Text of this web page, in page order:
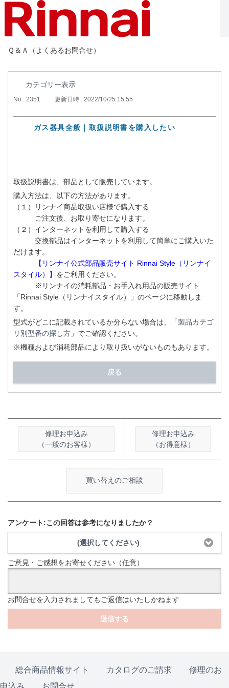
Ｑ＆Ａ（よくあるお問合せ）
カテゴリー表示
No : 2351 更新日時 : 2022/10/25 15:55
ガス器具全般｜取扱説明書を購入したい
取扱説明書は、部品として販売しています。
購入方法は、以下の方法があります。
（１）リンナイ商品取扱い店様で購入する
ご注文後、お取り寄せになります。
（２）インターネットを利用して購入する
交換部品はインターネットを利用して簡単にご購入いた
だけます。
【リンナイ公式部品販売サイト Rinnai Style（リンナイ
スタイル）】 をご利用ください。
※リンナイの消耗部品・お手入れ用品の販売サイト
「Rinnai Style（リンナイスタイル）」のページに移動しま
す。
型式がどこに記載されているか分らない場合は、「製品カテゴ
リ別型番の探し方 」でご確認ください。
※機種および消耗部品により取り扱いがないものもあります。
戻る
修理お申込み
（一般のお客様）
修理お申込み
（お得意様）
買い替えのご相談
アンケート:この回答は参考になりましたか？
(選択してください)
ご意見・ご感想をお寄せください（任意）
お問合せを入力されましてもご返信はいたしかねます
送信する
総合商品情報サイト カタログのご請求
修理のお